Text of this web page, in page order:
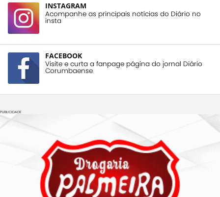
INSTAGRAM
Acompanhe as principais notícias do Diário no
insta
FACEBOOK
Visite e curta a fanpage página do jornal Diário
Corumbaense
PUBLICIDADE